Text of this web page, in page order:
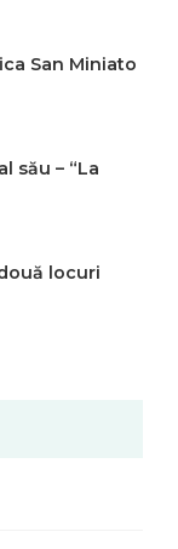
San Miniato
său – “La
locuri